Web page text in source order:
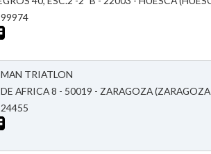
TRIATLON
AFRICA 8 - 50019 - ZARAGOZA (ZARAGOZA